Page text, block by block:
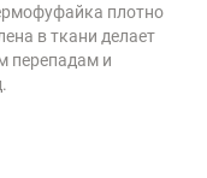
плотно
в ткани делает
перепадам и